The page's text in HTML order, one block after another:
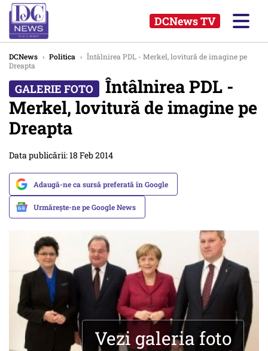
DCNews TV
DCNews › Politica › Întâlnirea PDL - Merkel, lovitură de imagine pe
Dreapta
Întâlnirea PDL -
Merkel, lovitură de imagine pe
Dreapta
Data publicării: 18 Feb 2014
Adaugă-ne ca sursă preferată în Google
Urmărește-ne pe Google News
Vezi galeria foto